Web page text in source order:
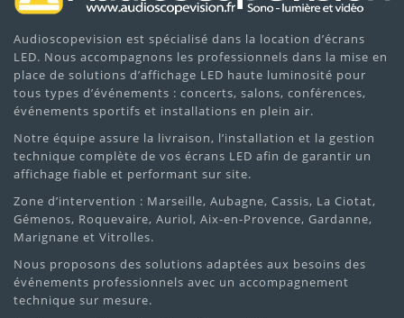
Audioscopevision est spécialisé dans la location d’écrans
LED. Nous accompagnons les professionnels dans la mise en
place de solutions d’affichage LED haute luminosité pour
tous types d’événements : concerts, salons, conférences,
événements sportifs et installations en plein air.
Notre équipe assure la livraison, l’installation et la gestion
technique complète de vos écrans LED afin de garantir un
affichage fiable et performant sur site.
Zone d’intervention : Marseille, Aubagne, Cassis, La Ciotat,
Gémenos, Roquevaire, Auriol, Aix-en-Provence, Gardanne,
Marignane et Vitrolles.
Nous proposons des solutions adaptées aux besoins des
événements professionnels avec un accompagnement
technique sur mesure.